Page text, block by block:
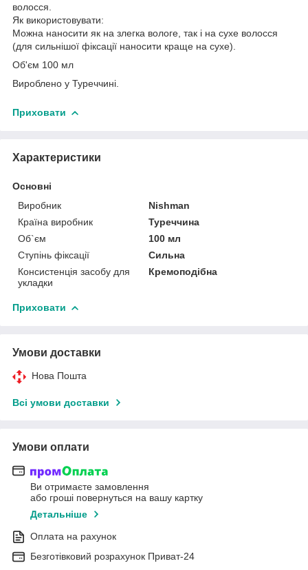
волосся.
Як використовувати:
Можна наносити як на злегка вологе, так і на сухе волосся
(для сильнішої фіксації наносити краще на сухе).
Об'єм 100 мл
Вироблено у Туреччині.
Приховати
Характеристики
Основні
Виробник
Nishman
Країна виробник
Туреччина
Об`єм
100 мл
Ступінь фіксації
Сильна
Консистенція засобу для
укладки
Кремоподібна
Приховати
Умови доставки
Нова Пошта
Всі умови доставки
Умови оплати
Ви отримаєте замовлення
або гроші повернуться на вашу картку
Детальніше
Оплата на рахунок
Безготівковий розрахунок Приват-24